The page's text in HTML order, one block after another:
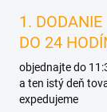
1. DODANIE
DO 24
objednajte do
a ten istý deň
expedujeme